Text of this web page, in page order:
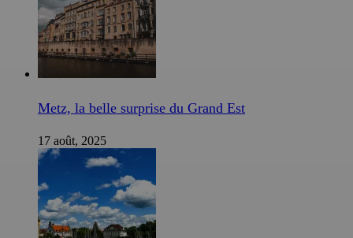
Metz, la belle surprise du Grand Est
17 août, 2025